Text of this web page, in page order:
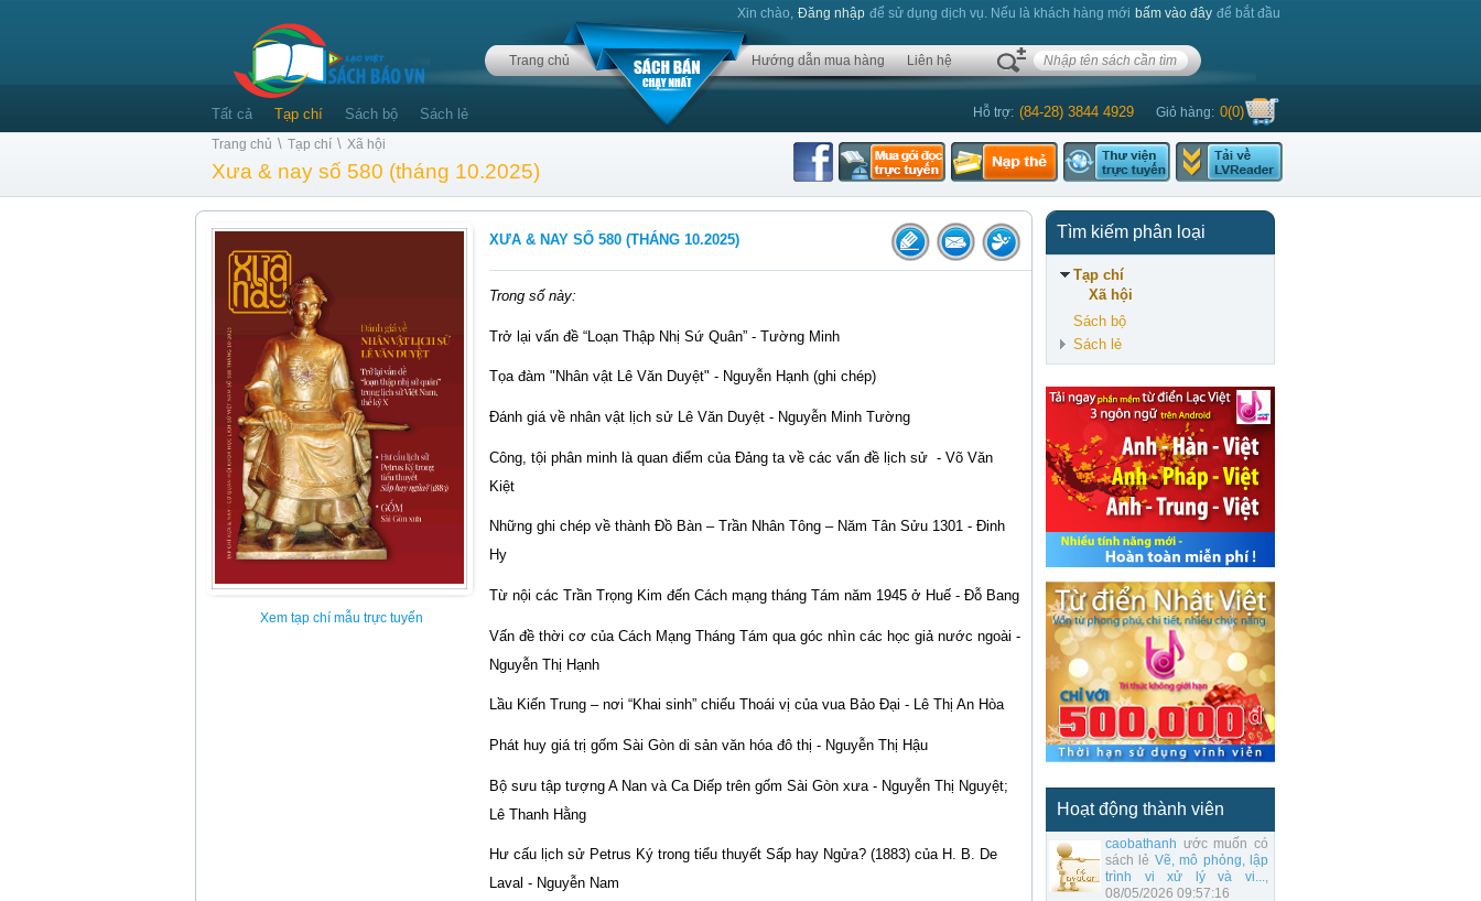
Xin chào, Đăng nhập để sử dụng dịch vụ. Nếu là khách hàng mới bấm vào đây để bắt đầu
Trang chủ Hướng dẫn mua hàng Liên hệ
Hỗ trợ: (84-28) 3844 4929 Giỏ hàng: 0(0)
Tất cả Tạp chí Sách bộ Sách lẻ
Trang chủ \ Tạp chí \ Xã hội
Xưa & nay số 580 (tháng 10.2025)
Tìm kiếm phân loại
Tạp chí
Xã hội
Sách bộ
Sách lẻ
Hoạt động thành viên
caobathanh ước muốn có
sách lẻ Vẽ, mô phỏng, lập
trình vi xử lý và vi...,
08/05/2026 09:57:16
Xem tạp chí mẫu trực tuyến
XƯA & NAY SỐ 580 (THÁNG 10.2025)
Trong số này:
Trở lại vấn đề “Loạn Thập Nhị Sứ Quân” - Tường Minh
Tọa đàm "Nhân vật Lê Văn Duyệt" - Nguyễn Hạnh (ghi chép)
Đánh giá về nhân vật lịch sử Lê Văn Duyệt - Nguyễn Minh Tường
Công, tội phân minh là quan điểm của Đảng ta về các vấn đề lịch sử - Võ Văn
Kiệt
Những ghi chép về thành Đồ Bàn – Trần Nhân Tông – Năm Tân Sửu 1301 - Đinh
Hy
Từ nội các Trần Trọng Kim đến Cách mạng tháng Tám năm 1945 ở Huế - Đỗ Bang
Vấn đề thời cơ của Cách Mạng Tháng Tám qua góc nhìn các học giả nước ngoài -
Nguyễn Thị Hạnh
Lầu Kiến Trung – nơi “Khai sinh” chiếu Thoái vị của vua Bảo Đại - Lê Thị An Hòa
Phát huy giá trị gốm Sài Gòn di sản văn hóa đô thị - Nguyễn Thị Hậu
Bộ sưu tập tượng A Nan và Ca Diếp trên gốm Sài Gòn xưa - Nguyễn Thị Nguyệt;
Lê Thanh Hằng
Hư cấu lịch sử Petrus Ký trong tiểu thuyết Sấp hay Ngửa? (1883) của H. B. De
Laval - Nguyễn Nam